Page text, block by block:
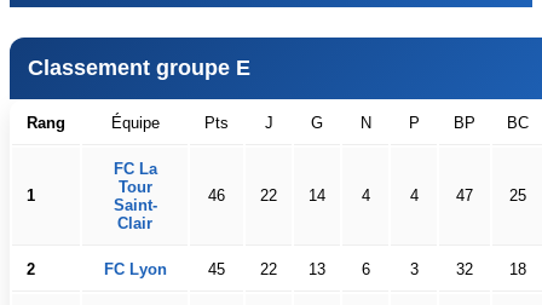
Classement groupe E
Rang Équipe Pts J G N P BP BC
1
FC La
Tour
Saint-
Clair
46 22 14 4 4 47 25
2 FC Lyon 45 22 13 6 3 32 18